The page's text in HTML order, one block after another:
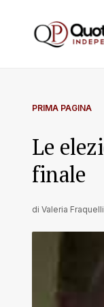
PRIMA PAGINA
Le
finale
di Valeria Fraquelli